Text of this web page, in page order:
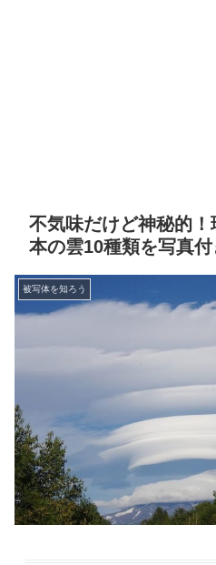
不気味だけど神秘的
本の雲10種類を写真
被写体を知ろう